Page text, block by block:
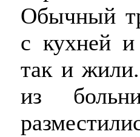
Обычный
с кухней
так и
из